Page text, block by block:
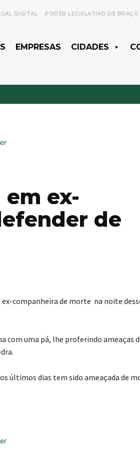
DIGITAL PODER LEGISLATIVO DE
EMPRESAS CIDADES
ex-
de
ex-companheira de morte na noite
com uma pá, lhe proferindo ameaças
últimos dias tem sido ameaçada de